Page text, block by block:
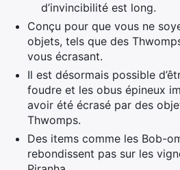
d’invincibilité est long.
Conçu pour que vous ne
objets, tels que des
vous écrasant.
Il est désormais possible
foudre et les obus épineux
avoir été écrasé par des
Thwomps.
Des items comme les Bob-
rebondissent pas sur les